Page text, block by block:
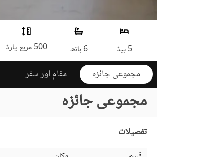
5 بیڈ 6 باتھ 500 مربع یارڈ
مجموعی جائزہ مقام اور سفر
مجموعی جائزہ
تفصیلات